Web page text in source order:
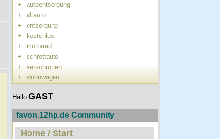
+
autoentsorgung
+
altauto
+
entsorgung
+
kostenlos
+
motorrad
+
schrottauto
+
verschrotten
+
wohnwagen
Hallo GAST
favon.12hp.de Community
Home / Start